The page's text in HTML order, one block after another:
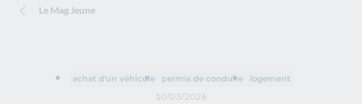
Le Mag Jeune
10/03/2026
achat d'un véhicule permis de conduire logement